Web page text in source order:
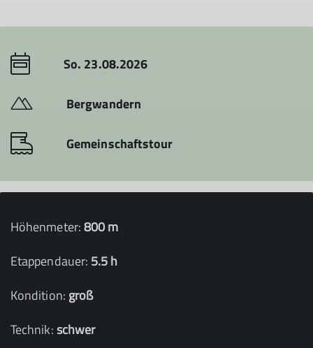
So. 23.08.2026
Bergwandern
Gemeinschaftstour
Höhenmeter:800 m
Etappendauer: 5.5 h
Kondition: groß
Technik: schwer